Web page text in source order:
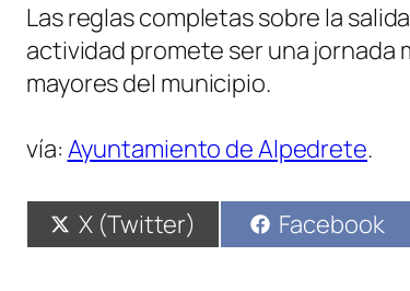
Las reglas completas sobre la
actividad promete ser una jornada
mayores del municipio.
vía: Ayuntamiento de Alpedrete.
Compartir
en
X (Twitter) Compartir
en
Facebook